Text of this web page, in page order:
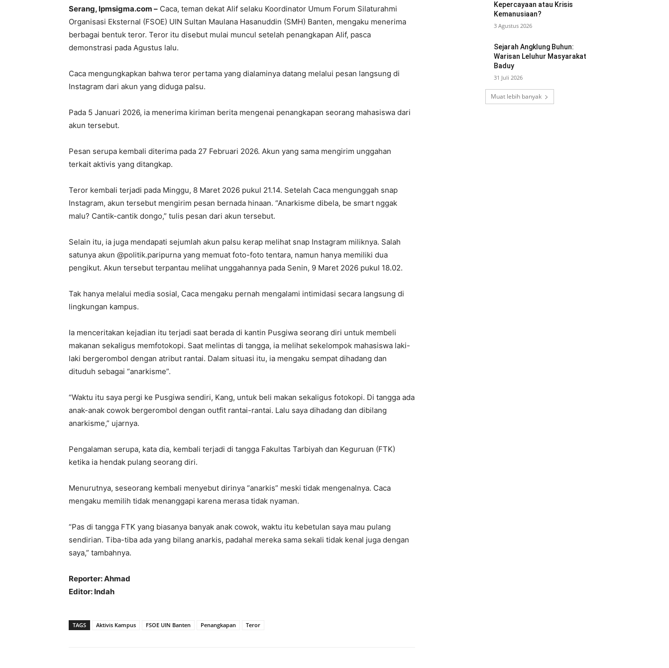
Serang, lpmsigma.com – Caca, teman dekat Alif selaku Koordinator Umum Forum Silaturahmi
Organisasi Eksternal (FSOE) UIN Sultan Maulana Hasanuddin (SMH) Banten, mengaku menerima
berbagai bentuk teror. Teror itu disebut mulai muncul setelah penangkapan Alif, pasca
demonstrasi pada Agustus lalu.
Caca mengungkapkan bahwa teror pertama yang dialaminya datang melalui pesan langsung di
Instagram dari akun yang diduga palsu.
Pada 5 Januari 2026, ia menerima kiriman berita mengenai penangkapan seorang mahasiswa dari
akun tersebut.
Pesan serupa kembali diterima pada 27 Februari 2026. Akun yang sama mengirim unggahan
terkait aktivis yang ditangkap.
Teror kembali terjadi pada Minggu, 8 Maret 2026 pukul 21.14. Setelah Caca mengunggah snap
Instagram, akun tersebut mengirim pesan bernada hinaan. “Anarkisme dibela, be smart nggak
malu? Cantik-cantik dongo,” tulis pesan dari akun tersebut.
Selain itu, ia juga mendapati sejumlah akun palsu kerap melihat snap Instagram miliknya. Salah
satunya akun @politik.paripurna yang memuat foto-foto tentara, namun hanya memiliki dua
pengikut. Akun tersebut terpantau melihat unggahannya pada Senin, 9 Maret 2026 pukul 18.02.
Tak hanya melalui media sosial, Caca mengaku pernah mengalami intimidasi secara langsung di
lingkungan kampus.
Ia menceritakan kejadian itu terjadi saat berada di kantin Pusgiwa seorang diri untuk membeli
makanan sekaligus memfotokopi. Saat melintas di tangga, ia melihat sekelompok mahasiswa laki-
laki bergerombol dengan atribut rantai. Dalam situasi itu, ia mengaku sempat dihadang dan
dituduh sebagai “anarkisme”.
“Waktu itu saya pergi ke Pusgiwa sendiri, Kang, untuk beli makan sekaligus fotokopi. Di tangga ada
anak-anak cowok bergerombol dengan outfit rantai-rantai. Lalu saya dihadang dan dibilang
anarkisme,” ujarnya.
Pengalaman serupa, kata dia, kembali terjadi di tangga Fakultas Tarbiyah dan Keguruan (FTK)
ketika ia hendak pulang seorang diri.
Menurutnya, seseorang kembali menyebut dirinya “anarkis” meski tidak mengenalnya. Caca
mengaku memilih tidak menanggapi karena merasa tidak nyaman.
“Pas di tangga FTK yang biasanya banyak anak cowok, waktu itu kebetulan saya mau pulang
sendirian. Tiba-tiba ada yang bilang anarkis, padahal mereka sama sekali tidak kenal juga dengan
saya,” tambahnya.
Reporter: Ahmad
Editor: Indah
TAGS Aktivis Kampus FSOE UIN Banten Penangkapan Teror
Kepercayaan atau Krisis
Kemanusiaan?
3 Agustus 2026
Sejarah Angklung Buhun:
Warisan Leluhur Masyarakat
Baduy
31 Juli 2026
Muat lebih banyak